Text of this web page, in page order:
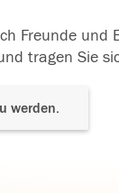
Freunde und
tragen Sie
werden.